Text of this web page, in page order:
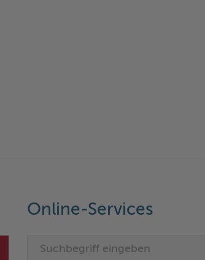
Online-Services